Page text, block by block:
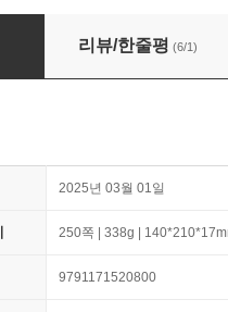
리뷰/한줄평 (6/1)
2025년 03월 01일
250쪽 | 338g |
9791171520800